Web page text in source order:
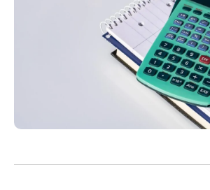
Propojení na další systémy
Spřátelené účetní
Jak se vyznat ve fakturaci
Šablona pro neplátce DPHRegistrovat ZDARMA